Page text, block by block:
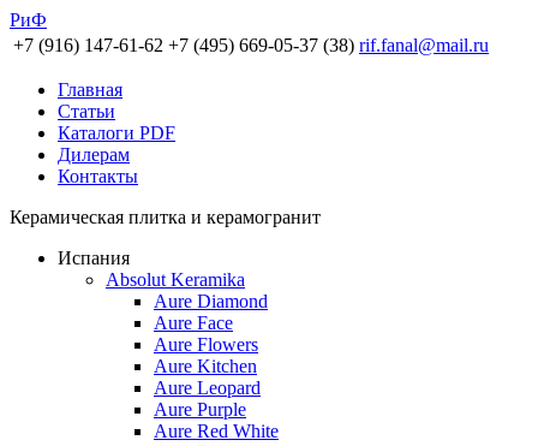
РиФ
+7 (916) 147-61-62 +7 (495) 669-05-37 (38) rif.fanal@mail.ru
Главная
Статьи
Каталоги PDF
Дилерам
Контакты
Керамическая плитка и керамогранит
Испания
Absolut Keramika
Aure Diamond
Aure Face
Aure Flowers
Aure Kitchen
Aure Leopard
Aure Purple
Aure Red White